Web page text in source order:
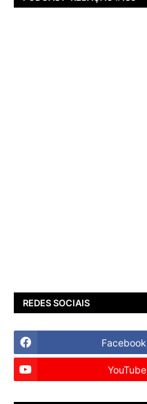
REDES SOCIAIS
Facebook
YouTube